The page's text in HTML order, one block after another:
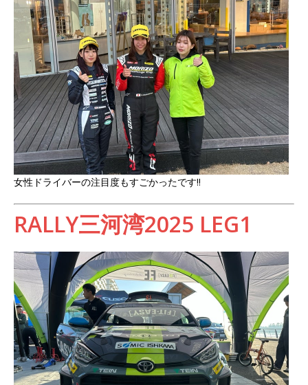
女性ドライバーの注目度もすごかったです‼️
RALLY三河湾2025 LEG1